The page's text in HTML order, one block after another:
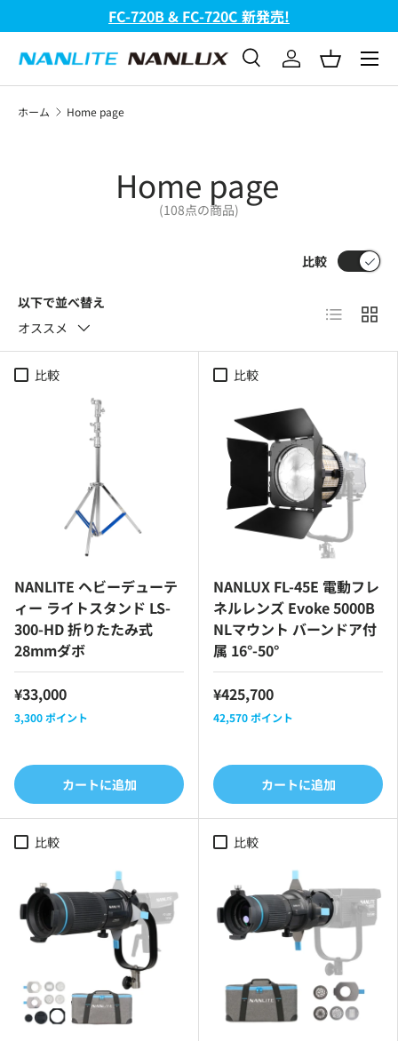
コンテンツへスキップ
FC-720B & FC-720C 新発売!
検索
検索 ログインバスケッ
メニ
ホーム Home page
Home page
(108点の商品)
以下で並べ替え
オススメ
比較
リストグリ
比較
NANLITE ヘビーデューテ
ィー ライトスタンド LS-
300-HD 折りたたみ式
28mmダボ
¥33,000
3,300ポイント
カートに追加
比較
NANLUX FL-45E 電動フレ
ネルレンズ Evoke 5000B
NLマウント バーンドア付
属 16°-50°
¥425,700
42,570ポイント
カートに追加
比較 比較